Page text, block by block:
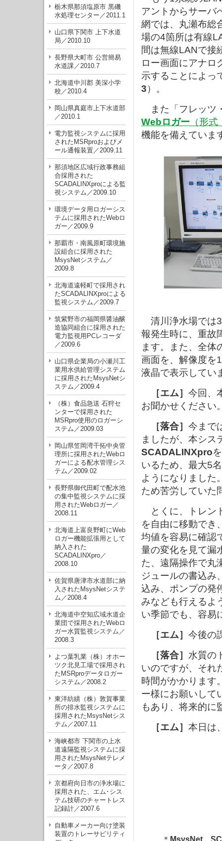
栃木県那須塩原市 黒磯
水処理センター／2011.1
山口県下関市 上下水道
局／2010.10
長野県大町市 公営簡易
水道課／2010.7
北海道中川郡 美深小学
校／2010.4
岡山県真庭市上下水道部
／2010.1
電力監視システムに採用
されたMSRproおよびメ
ール通報装置／2009.11
那須地区広域行政事務組
合採用された
SCADALINXproによる監
視システム／2009.10
環境データ用ロガーシス
テムに採用されたWebロ
ガー／2009.9
那覇市・南風原町環境施
設組合に採用された
MsysNetシステム／
2009.8
北海道遠軽町で採用され
たSCADALINXproによる
監視システム／2009.7
筑紫野市の福岡県醤油醸
造協同組合に採用された
電力監視用PCレコーダ
／2009.6
山口県企業局の小瀬川工
業用水供給管理システム
に採用されたMsysNetシ
ステム／2009.4
（株）食品急送 石狩セ
ンターで採用された
MSRpro使用のロガーシ
ステム／2009.03
岡山県笠岡湾干拓中央管
理所に採用されたWebロ
ガーによる配水管理シス
テム／2009.02
長野県御代田町で配水池
の集中監視システムに採
用されたWebロガー／
2008.11
北海道上富良野町にWeb
ロガー機能拡張用として
納入された
SCADALINXpro／
2008.10
佐賀県唐津市水道部に納
入されたMsysNetシステ
ム／2008.4
北海道中空知広域水道企
業団で採用されたWebロ
ガー水質監視システム／
2008.3
よつ葉乳業（株）オホー
ツク北見工場で採用され
たMSRproデータロガー
システム／2008.2
東洋紡績（株）敦賀事業
所の排水監視システムに
採用されたMsysNetシス
テム／2007.11
海峡都市 下関市の上水
道遠隔監視システムに採
用されたMsysNetテレメ
ータ／2007.8
京都府向日市の浄水場に
採用された、エム･シス
テム技研のチャートレス
記録計／2007.6
自動車メーカー向け塗装
装置のトレーサビリティ
アントからサーバ
網では、丸瀬布総
場の4箇所は有線
間は無線LANで接
ロー画面にアナロ
示することによっ
3）。
また「フレッツ
Webロガー （形式
機能を備えていま
清川浄水場では
報発生時に、重故
ます。また、全体
画面を、解像度を
液晶で表示してい
［エム］ 今回、
お聞かせください
［落合］ 今まで
ましたが、本シス
SCADALINXpro
いるため、最大5
ようになりました
ため苦労していた
とくに、トレン
を自由に移動でき
均値を容易に確認
量の変化を見て漏
た、遠隔操作で丸
ジュールの書込み
込み、ポンプの発
みなども行えるよ
い季節でも、容易
［エム］ 今後の
［落合］ 水質の
いのですが、それ
時間がかかります
ー様にお願いして
もあり、将来的に
［エム］ 本日は
＊ MsysNet